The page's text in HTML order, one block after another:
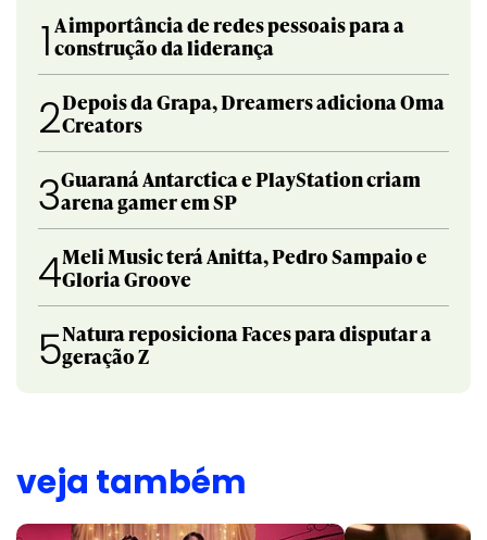
1 A importância de redes pessoais para a
construção da liderança
2Depois da Grapa, Dreamers adiciona Oma
Creators
3Guaraná Antarctica e PlayStation criam
arena gamer em SP
4Meli Music terá Anitta, Pedro Sampaio e
Gloria Groove
5Natura reposiciona Faces para disputar a
geração Z
veja também